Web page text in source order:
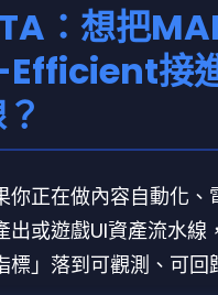
：想把
接
你正在做內容自動化
出或遊戲UI資產流水線
標」落到可觀測、可